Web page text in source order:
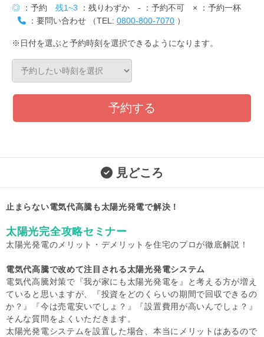
◎ ：予約 残1~3 ：残りわずか - ：予約不可 × ：予約一杯
：要問い合わせ （TEL: 0800-800-7070 ）
※日付を選ぶと予約時刻を選択できるようになります。
予約する
見どころ
止まらない電気代高騰も太陽光発電で解決！
太陽光完全攻略セミナー
太陽光発電のメリット・デメリットを住宅のプロが徹底解説！
電気代高騰で改めて注目される太陽光発電システム
電気代高騰対策で『我が家にも太陽光発電を』と考える方が増え
ていると思いますが、『投資をどのくらいの期間で回収できるの
か？』『今は売電安いでしょ？』『設置費用が高いんでしょ？』
そんな質問をよくいただきます。
太陽光発電システムを設置した場合、本当にメリットはあるので